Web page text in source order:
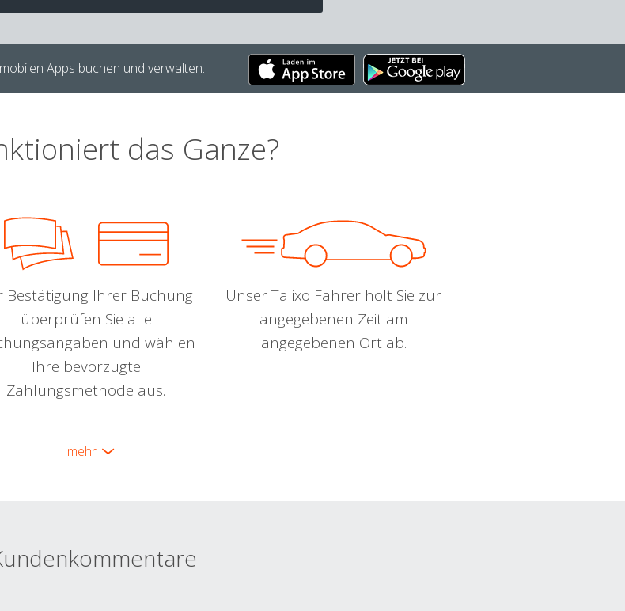
Apps buchen und verwalten.
das Ganze?
Bestätigung Ihrer Buchung
überprüfen Sie alle
und wählen
Ihre bevorzugte
Zahlungsmethode aus.
Unser Talixo Fahrer holt Sie zur
angegebenen Zeit am
angegebenen Ort ab.
mehr